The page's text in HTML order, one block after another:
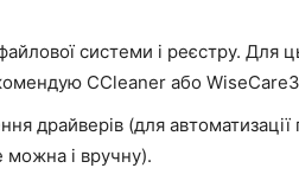
системи і реєстру. Для
CCleaner або
драйверів (для
і вручну).